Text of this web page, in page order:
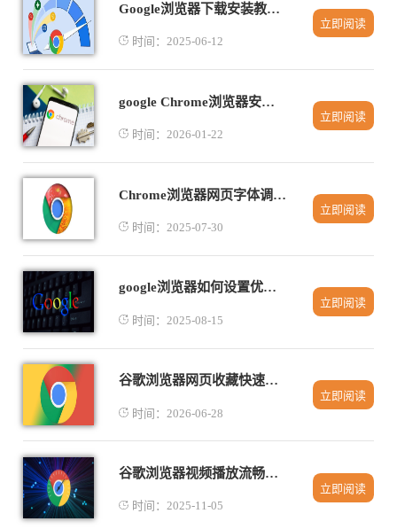
Google浏览器下载安装教程适用于新手用户
时间：2025-06-12
立即阅读
google Chrome浏览器安装包下载异常处理步骤
时间：2026-01-22
立即阅读
Chrome浏览器网页字体调整及模糊修复操作指南详尽
时间：2025-07-30
立即阅读
google浏览器如何设置优先从外部源下载资源
时间：2025-08-15
立即阅读
谷歌浏览器网页收藏快速整理操作经验
时间：2026-06-28
立即阅读
谷歌浏览器视频播放流畅度优化操作指南
时间：2025-11-05
立即阅读